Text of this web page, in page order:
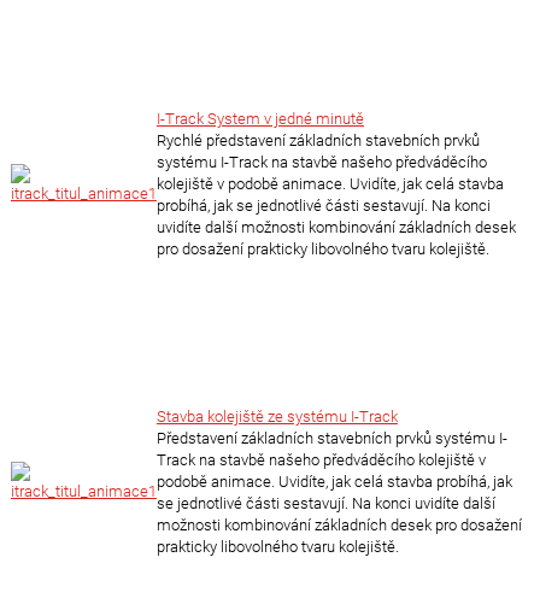
I-Track System v jedné minutě
Rychlé představení základních stavebních prvků
systému I-Track na stavbě našeho předváděcího
kolejiště v podobě animace. Uvidíte, jak celá stavba
probíhá, jak se jednotlivé části sestavují. Na konci
uvidíte další možnosti kombinování základních desek
pro dosažení prakticky libovolného tvaru kolejiště.
Stavba kolejiště ze systému I-Track
Představení základních stavebních prvků systému I-
Track na stavbě našeho předváděcího kolejiště v
podobě animace. Uvidíte, jak celá stavba probíhá, jak
se jednotlivé části sestavují. Na konci uvidíte další
možnosti kombinování základních desek pro dosažení
prakticky libovolného tvaru kolejiště.